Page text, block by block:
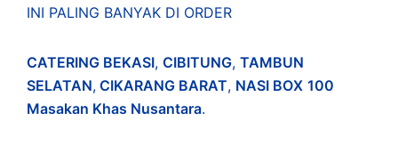
INI PALING BANYAK DI ORDER
CATERING BEKASI, CIBITUNG, TAMBUN
SELATAN, CIKARANG BARAT, NASI BOX 100
Masakan Khas Nusantara.